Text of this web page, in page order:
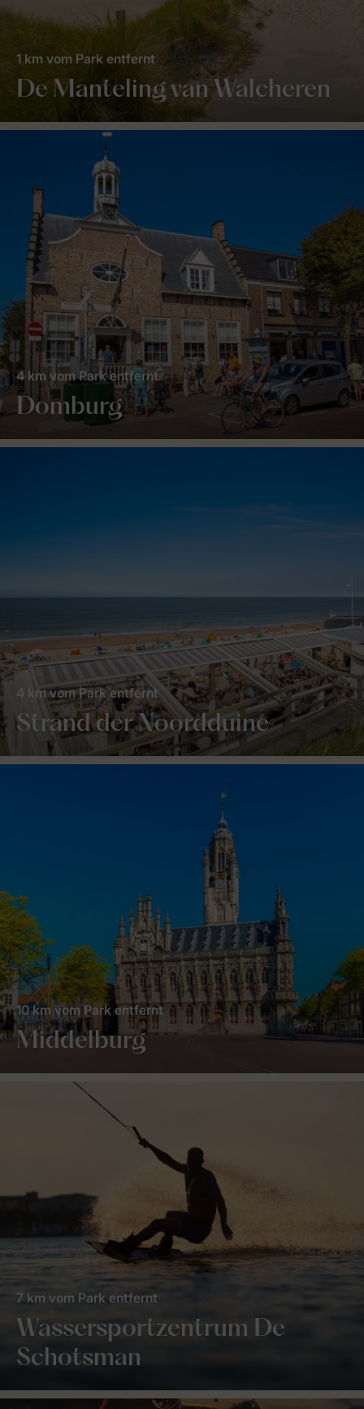
De Manteling van Walcheren
1 km vom Park entfernt
Domburg
4 km vom Park entfernt
Strand der Noordduine
4 km vom Park entfernt
Middelburg
10 km vom Park entfernt
Wassersportzentrum De
Schotsman
7 km vom Park entfernt